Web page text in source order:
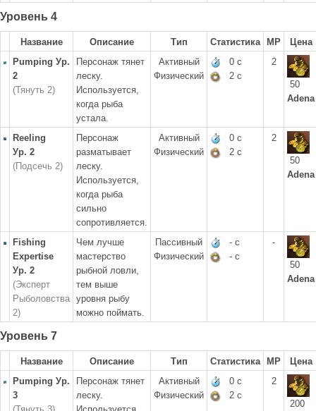
Уровень 4
Название Описание Тип Статистика MP
Цена
Pumping Ур.
2
(Тянуть 2)
Персонаж тянет
леску.
Используется,
когда рыба
устала.
Активный
Физический
0 с
2 с
2
50
Adena
Reeling
Ур. 2
(Подсечь 2)
Персонаж
разматывает
леску.
Используется,
когда рыба
сильно
сопротивляется.
Активный
Физический
0 с
2 с
2
50
Adena
Fishing
Expertise
Ур. 2
(Эксперт
Рыболовства
2)
Чем лучше
мастерство
рыбной ловли,
тем выше
уровня рыбу
можно поймать.
Пассивный
Физический
- с
- с
-
50
Adena
Уровень 7
Название Описание Тип Статистика MP
Цена
Pumping Ур.
3
Персонаж тянет
леску.
Активный
Физический
0 с
2 с
2
200